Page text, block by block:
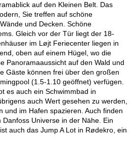
auf den Kleinen Belt. Das
Sie treffen auf schöne
und Decken. Schöne
Gleich vor der Tür liegt der 18-
im Løjt Feriecenter liegen in
oben auf einem Hügel, wo die
Panoramaaussicht auf den Wald und
Gäste können frei über den großen
(1.5-1.10 geöffnet) verfügen.
es auch ein Schwimmbad in
auch Wert gesehen zu werden,
und im Hafen spazieren. Auch finden
Universe in der Nähe. Ein
auch das Jump A Lot in Rødekro, ein